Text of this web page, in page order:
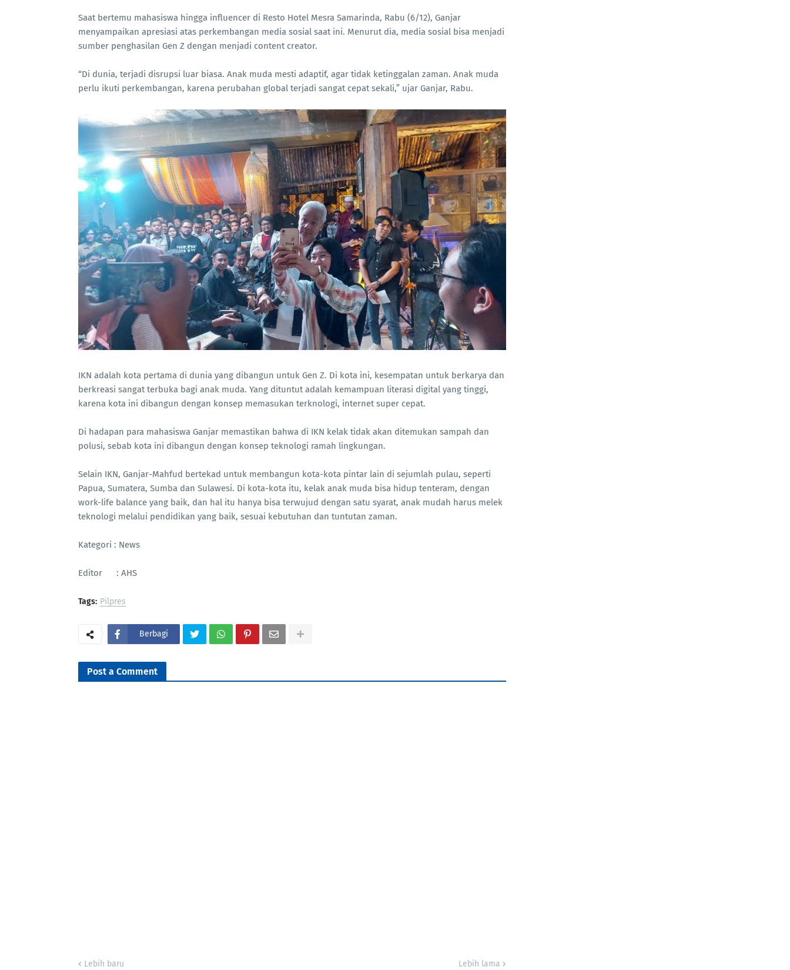
Saat bertemu mahasiswa hingga influencer di Resto Hotel Mesra Samarinda, Rabu (6/12), Ganjar
menyampaikan apresiasi atas perkembangan media sosial saat ini. Menurut dia, media sosial bisa menjadi
sumber penghasilan Gen Z dengan menjadi content creator.
“Di dunia, terjadi disrupsi luar biasa. Anak muda mesti adaptif, agar tidak ketinggalan zaman. Anak muda
perlu ikuti perkembangan, karena perubahan global terjadi sangat cepat sekali,” ujar Ganjar, Rabu.
IKN adalah kota pertama di dunia yang dibangun untuk Gen Z. Di kota ini, kesempatan untuk berkarya dan
berkreasi sangat terbuka bagi anak muda. Yang dituntut adalah kemampuan literasi digital yang tinggi,
karena kota ini dibangun dengan konsep memasukan terknologi, internet super cepat.
Di hadapan para mahasiswa Ganjar memastikan bahwa di IKN kelak tidak akan ditemukan sampah dan
polusi, sebab kota ini dibangun dengan konsep teknologi ramah lingkungan.
Selain IKN, Ganjar-Mahfud bertekad untuk membangun kota-kota pintar lain di sejumlah pulau, seperti
Papua, Sumatera, Sumba dan Sulawesi. Di kota-kota itu, kelak anak muda bisa hidup tenteram, dengan
work-life balance yang baik, dan hal itu hanya bisa terwujud dengan satu syarat, anak mudah harus melek
teknologi melalui pendidikan yang baik, sesuai kebutuhan dan tuntutan zaman.
Kategori : News
Editor : AHS
Tags: Pilpres
Berbagi
Post a Comment
Lebih baru Lebih lama